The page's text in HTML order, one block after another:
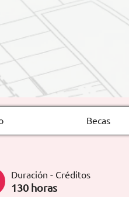
Becas
Duración - Créditos
130 horas